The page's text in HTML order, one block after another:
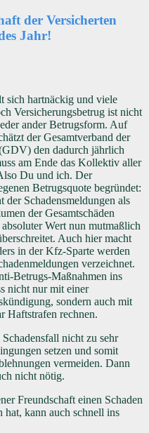
der Versicherten
Jahr!
sich hartnäckig und viele
Versicherungsbetrug ist nicht
ander Betrugsform. Auf
der Gesamtverband der
den dadurch jährlich
am Ende das Kollektiv aller
Du und ich. Der
Betrugsquote begründet:
Schadensmeldungen als
der Gesamtschäden
Wert nun mutmaßlich
Auch hier macht
in der Kfz-Sparte werden
verzeichnet.
Betrugs-Maßnahmen ins
nicht nur mit einer
sondern auch mit
Haftstrafen rechnen.
nicht zu sehr
setzen und somit
vermeiden. Dann
nicht nötig.
Freundschaft einen Schaden
hat, kann auch schnell ins